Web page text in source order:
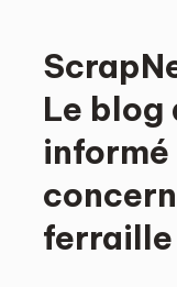
Le blog